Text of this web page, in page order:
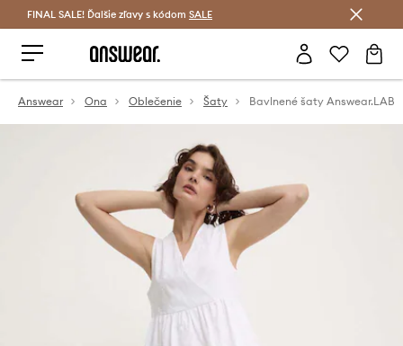
Šetrite s Answear Club >
FINAL SALE! Ďalšie zľavy s kódom SALE
Answear Ona Oblečenie Šaty Bavlnené šaty Answear.LAB